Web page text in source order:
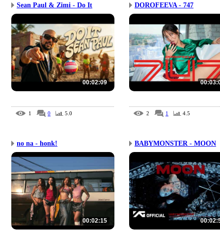
Sean Paul & Zimi - Do It
00:02:09
1 0 5.0
DOROFEEVA - 747
2 1 4.5
no na - honk!
00:02:15
BABYMONSTER - MOON